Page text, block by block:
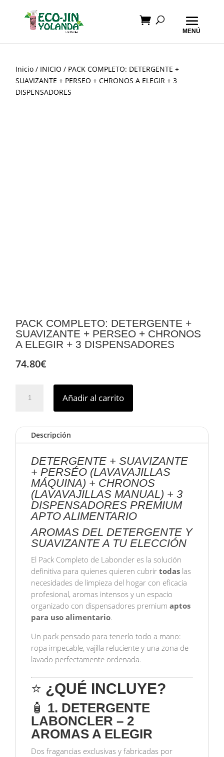
Inicio / INICIO / PACK COMPLETO: DETERGENTE +
SUAVIZANTE + PERSEO + CHRONOS A ELEGIR + 3
DISPENSADORES
PACK COMPLETO: DETERGENTE +
SUAVIZANTE + PERSEO + CHRONOS
A ELEGIR + 3 DISPENSADORES
74.80€
COMPLETO:
DETERGENTE
SUAVIZANTE
PERSEO
CHRONOS
ELEGIR
DISPENSADORES
Añadir al carrito
Descripción
DETERGENTE + SUAVIZANTE
+ PERSÉO (LAVAVAJILLAS
MÁQUINA) + CHRONOS
(LAVAVAJILLAS MANUAL) + 3
DISPENSADORES PREMIUM
APTO ALIMENTARIO
AROMAS DEL DETERGENTE Y
SUAVIZANTE A TU ELECCIÓN
El Pack Completo de Laboncler es la solución
definitiva para quienes quieren cubrirtodas las
necesidades de limpieza del hogar con eficacia
profesional, aromas intensos y un espacio
organizado con dispensadores premiumaptos
para uso alimentario.
Un pack pensado para tenerlo todo a mano:
ropa impecable, vajilla reluciente y una zona de
lavado perfectamente ordenada.
⭐ ¿QUÉ INCLUYE?
🧴 1. DETERGENTE
LABONCLER – 2
AROMAS A ELEGIR
Dos fragancias exclusivas y fabricadas por